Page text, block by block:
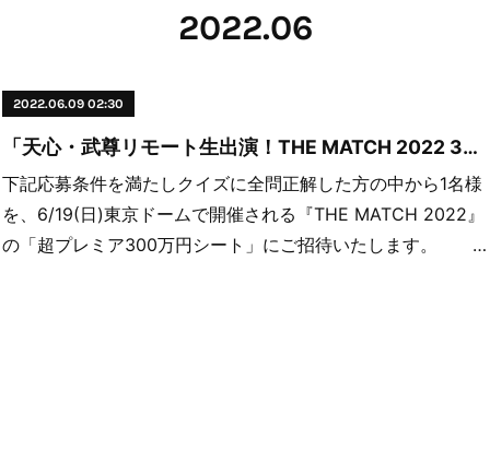
2022.06
2022.06.09 02:30
「天心・武尊リモート生出演！THE MATCH 2022 3大新情報解禁SP！」 超プレミア300万円席プレゼントキャンペーン！
下記応募条件を満たしクイズに全問正解した方の中から1名様
を、6/19(日)東京ドームで開催される『THE MATCH 2022』
の「超プレミア300万円シート」にご招待いたします。 …